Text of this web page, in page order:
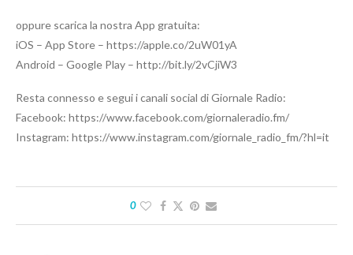
oppure scarica la nostra App gratuita:
iOS – App Store – https://apple.co/2uW01yA
Android – Google Play – http://bit.ly/2vCjiW3
Resta connesso e segui i canali social di Giornale Radio:
Facebook: https://www.facebook.com/giornaleradio.fm/
Instagram: https://www.instagram.com/giornale_radio_fm/?hl=it
0